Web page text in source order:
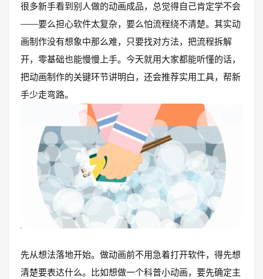
很多新手看到别人做的动画成品，总觉得自己肯定学不会
——要么担心软件太复杂，要么怕流程绕不清楚。其实动
画制作没有想象中那么难，只要找对方法，把流程拆解
开，零基础也能慢慢上手。今天就用大家都能听懂的话，
把动画制作的关键环节讲明白，还会推荐实用工具，帮新
手少走弯路。
先从想法落地开始。做动画前不用急着打开软件，得先想
清楚要表达什么。比如想做一个科普小动画，要先确定主